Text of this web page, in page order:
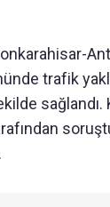
trafik
sağlandı.